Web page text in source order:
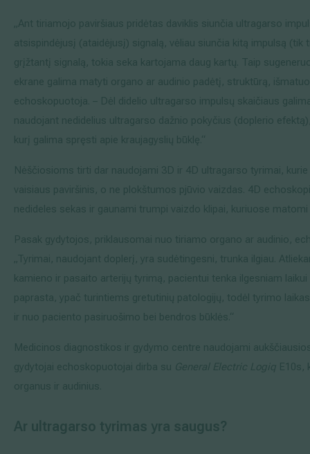
„Ant tiriamojo paviršiaus pridėtas daviklis siunčia ultragarso
atsispindėjusį (ataidėjusį) signalą, vėliau siunčia kitą impulsą (tik
grįžtantį signalą, tokia seka kartojama daug kartų. Taip
ekrane galima matyti organo ar audinio padėtį, struktūrą,
echoskopuotoja. – Dėl didelio ultragarso impulsų skaičiaus
naudojant nedidelius ultragarso dažnio pokyčius (doplerio
kurį galima spręsti apie kraujagyslių būklę.“
Nėščiosioms tirti dar naudojami 3D ir 4D ultragarso tyrimai,
vaisiaus paviršinis, o ne plokštumos pjūvio vaizdas. 4D
nedideles sekas ir gaunami trumpi vaizdo klipai, kuriuose
Pasak gydytojos, priklausomai nuo tiriamo organo ar audinio,
„Tyrimai, naudojant doplerį, yra sudėtingesni, trunka ilgiau.
kamieno ir pasaito arterijų tyrimą, pacientui tenka ilgesniam
paprasta, ypač turintiems gretutinių patologijų, todėl tyrimo
ir nuo paciento pasiruošimo bei bendros būklės.“
Medicinos diagnostikos ir gydymo centre naudojami
gydytojai echoskopuotojai dirba su General Electric Logiq E10s,
organus ir audinius.
Ar ultragarso tyrimas yra saugus?